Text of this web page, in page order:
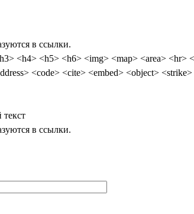
в ссылки.
<ul> <ol> <li> <dl> <dt> <dd> <table> <tr> <td> <em> <b> <u> <i> <strong>
<sub> <sup> <quote> <blockquote> <pre> <address> <code> <cite> <embed>
в ссылки.